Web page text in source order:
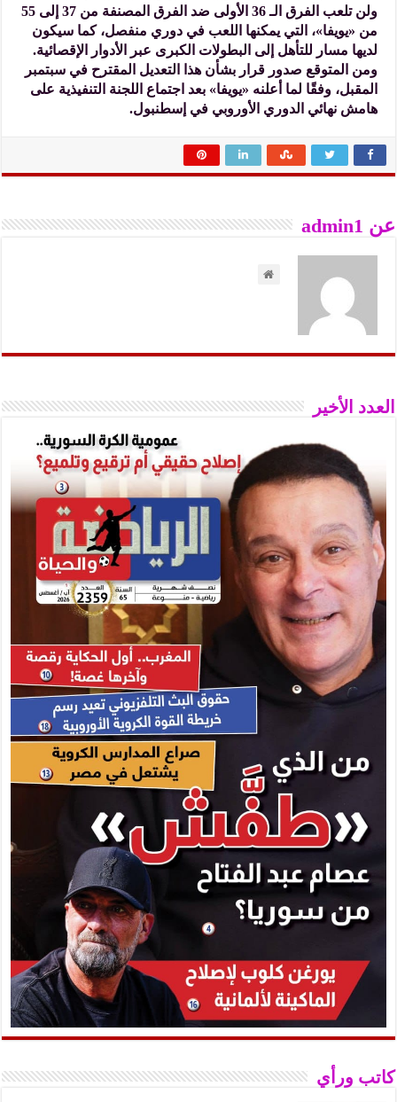
ولن تلعب الفرق الـ 36 الأولى ضد الفرق المصنفة من 37 إلى 55
من «يويفا»، التي يمكنها اللعب في دوري منفصل، كما سيكون
لديها مسار للتأهل إلى البطولات الكبرى عبر الأدوار الإقصائية.
ومن المتوقع صدور قرار بشأن هذا التعديل المقترح في سبتمبر
المقبل، وفقًا لما أعلنه «يويفا» بعد اجتماع اللجنة التنفيذية على
هامش نهائي الدوري الأوروبي في إسطنبول.
عن admin1
العدد الأخير
كاتب ورأي